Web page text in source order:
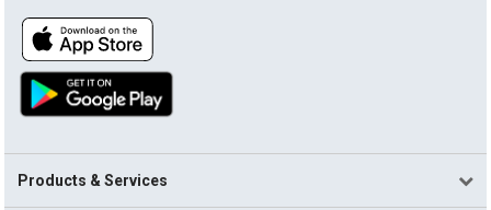
Products & Services